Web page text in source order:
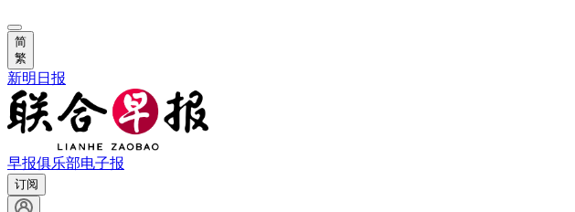
简
繁
新明日报
早报俱乐部电子报
订阅